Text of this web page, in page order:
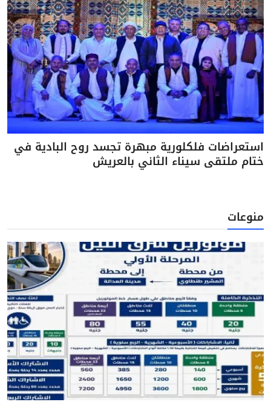
استعراضات فلكلورية مبهرة تجسد روح البادية في
ختام ملتقى سيناء الثاني بالعريش
منوعات